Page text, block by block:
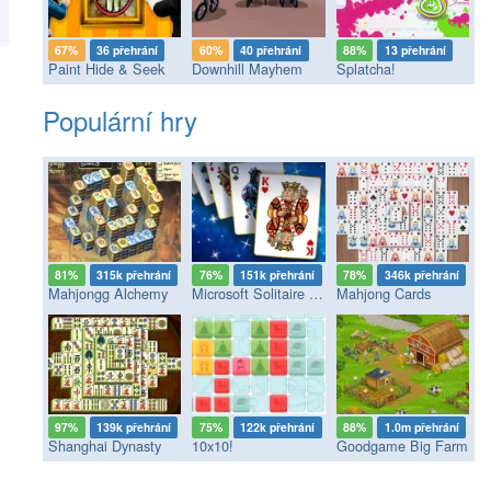
67% 36 přehrání
Paint Hide & Seek
60% 40 přehrání
Downhill Mayhem
88% 13 přehrání
Splatcha!
Populární hry
81% 315k přehrání
Mahjongg Alchemy
76% 151k přehrání
Microsoft Solitaire Collection
78% 346k přehrání
Mahjong Cards
97% 139k přehrání
Shanghai Dynasty
75% 122k přehrání
10x10!
88% 1.0m přehrání
Goodgame Big Farm